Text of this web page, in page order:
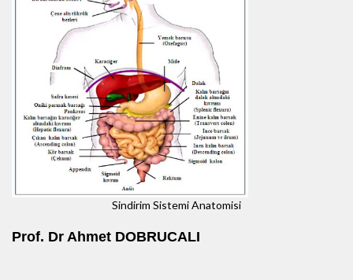
Sindirim Sistemi Anatomisi
Prof. Dr Ahmet DOBRUCALI